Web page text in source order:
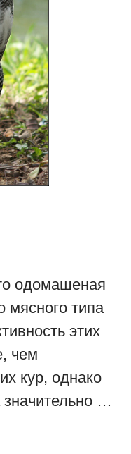
одомашеная
мясного типа
этих
чем
кур, однако
значительно …